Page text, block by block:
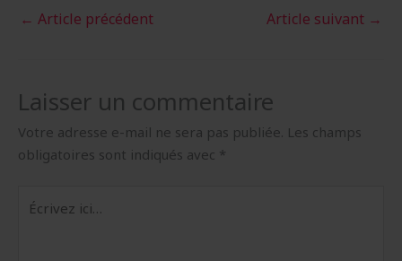
← Article précédent Article suivant →
Laisser un commentaire
Votre adresse e-mail ne sera pas publiée. Les champs
obligatoires sont indiqués avec *
ici…